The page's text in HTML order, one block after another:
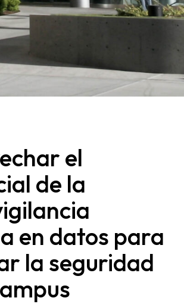
el
de la
en datos para
la seguridad